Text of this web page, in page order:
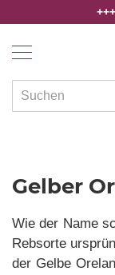
+++
Regionen
Alkoholfreies
Angebote
Gelber
Wie der Name
Rebsorte
der Gelbe